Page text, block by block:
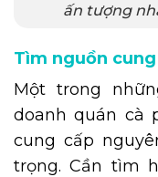
ấn tượng
Tìm nguồn
Một trong
doanh quán cà
cung cấp
trọng. Cần tìm